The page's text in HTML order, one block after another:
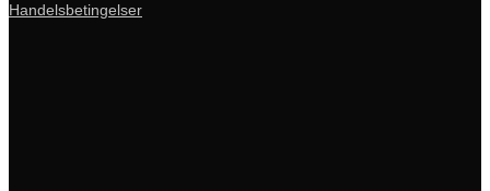
Handelsbetingelser